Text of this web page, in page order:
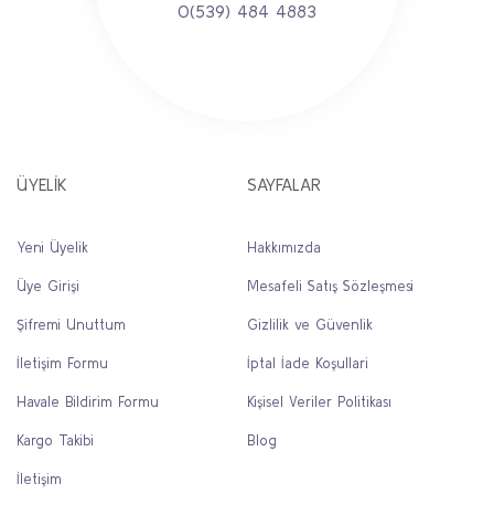
0(539) 484 4883
ÜYELİK
Yeni Üyelik
Üye Girişi
Şifremi Unuttum
İletişim Formu
Havale Bildirim Formu
Kargo Takibi
İletişim
SAYFALAR
Hakkımızda
Mesafeli Satış Sözleşmesi
Gizlilik ve Güvenlik
İptal İade Koşullari
Kişisel Veriler Politikası
Blog